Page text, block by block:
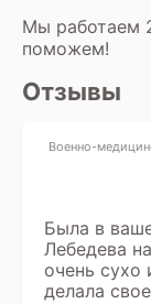
Мы работаем
поможем!
Отзывы
Военно-
Была в
Лебедева
очень сухо
делала